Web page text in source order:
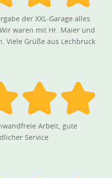
der XXL-Garage alles
waren mit Hr. Maier und
Viele Grüße aus Lechbruck
Arbeit, gute
Service